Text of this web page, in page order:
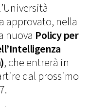
approvato, nella
nuova Policy per
, che entrerà in
dal prossimo